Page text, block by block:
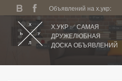
Объявлений на х.укр:
Х.УКР ✅ САМАЯ
ДРУЖЕЛЮБНАЯ
ДОСКА ОБЪЯВЛЕНИЙ